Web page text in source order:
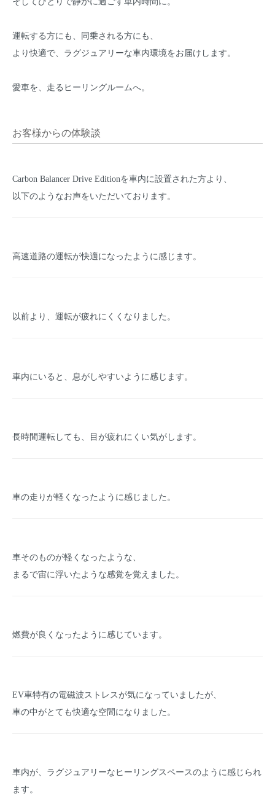
運転する方にも、同乗される方にも、
より快適で、ラグジュアリーな車内環境をお届けします。
愛車を、走るヒーリングルームへ。
お客様からの体験談
Carbon Balancer Drive Editionを車内に設置された方より、
以下のようなお声をいただいております。
高速道路の運転が快適になったように感じます。
以前より、運転が疲れにくくなりました。
車内にいると、息がしやすいように感じます。
長時間運転しても、目が疲れにくい気がします。
車の走りが軽くなったように感じました。
車そのものが軽くなったような、
まるで宙に浮いたような感覚を覚えました。
燃費が良くなったように感じています。
EV車特有の電磁波ストレスが気になっていましたが、
車の中がとても快適な空間になりました。
車内が、ラグジュアリーなヒーリングスペースのように感じられ
ます。